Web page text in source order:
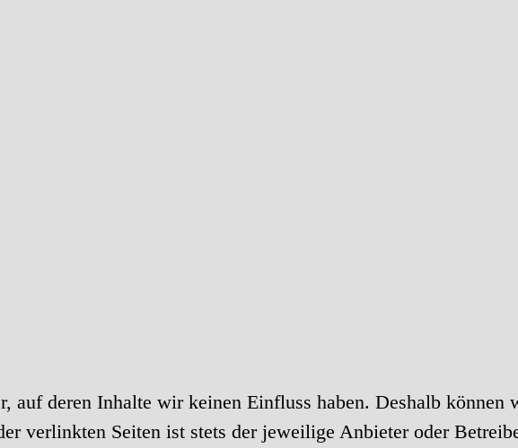
auf deren Inhalte wir keinen Einfluss haben. Deshalb können
verlinkten Seiten ist stets der jeweilige Anbieter oder